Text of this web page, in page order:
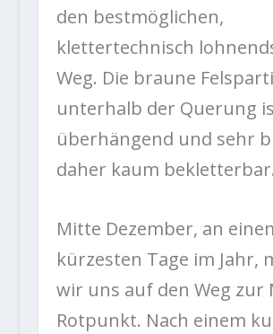
den bestmöglichen,
klettertechnisch
Weg. Die braune
unterhalb der Querung
überhängend und sehr
daher kaum bekletterbar.
Mitte Dezember, an
kürzesten Tage im Jahr,
wir uns auf den Weg zur
Rotpunkt. Nach einem